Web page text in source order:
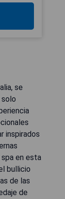
se
inspirados
en esta
bullicio
de las
de